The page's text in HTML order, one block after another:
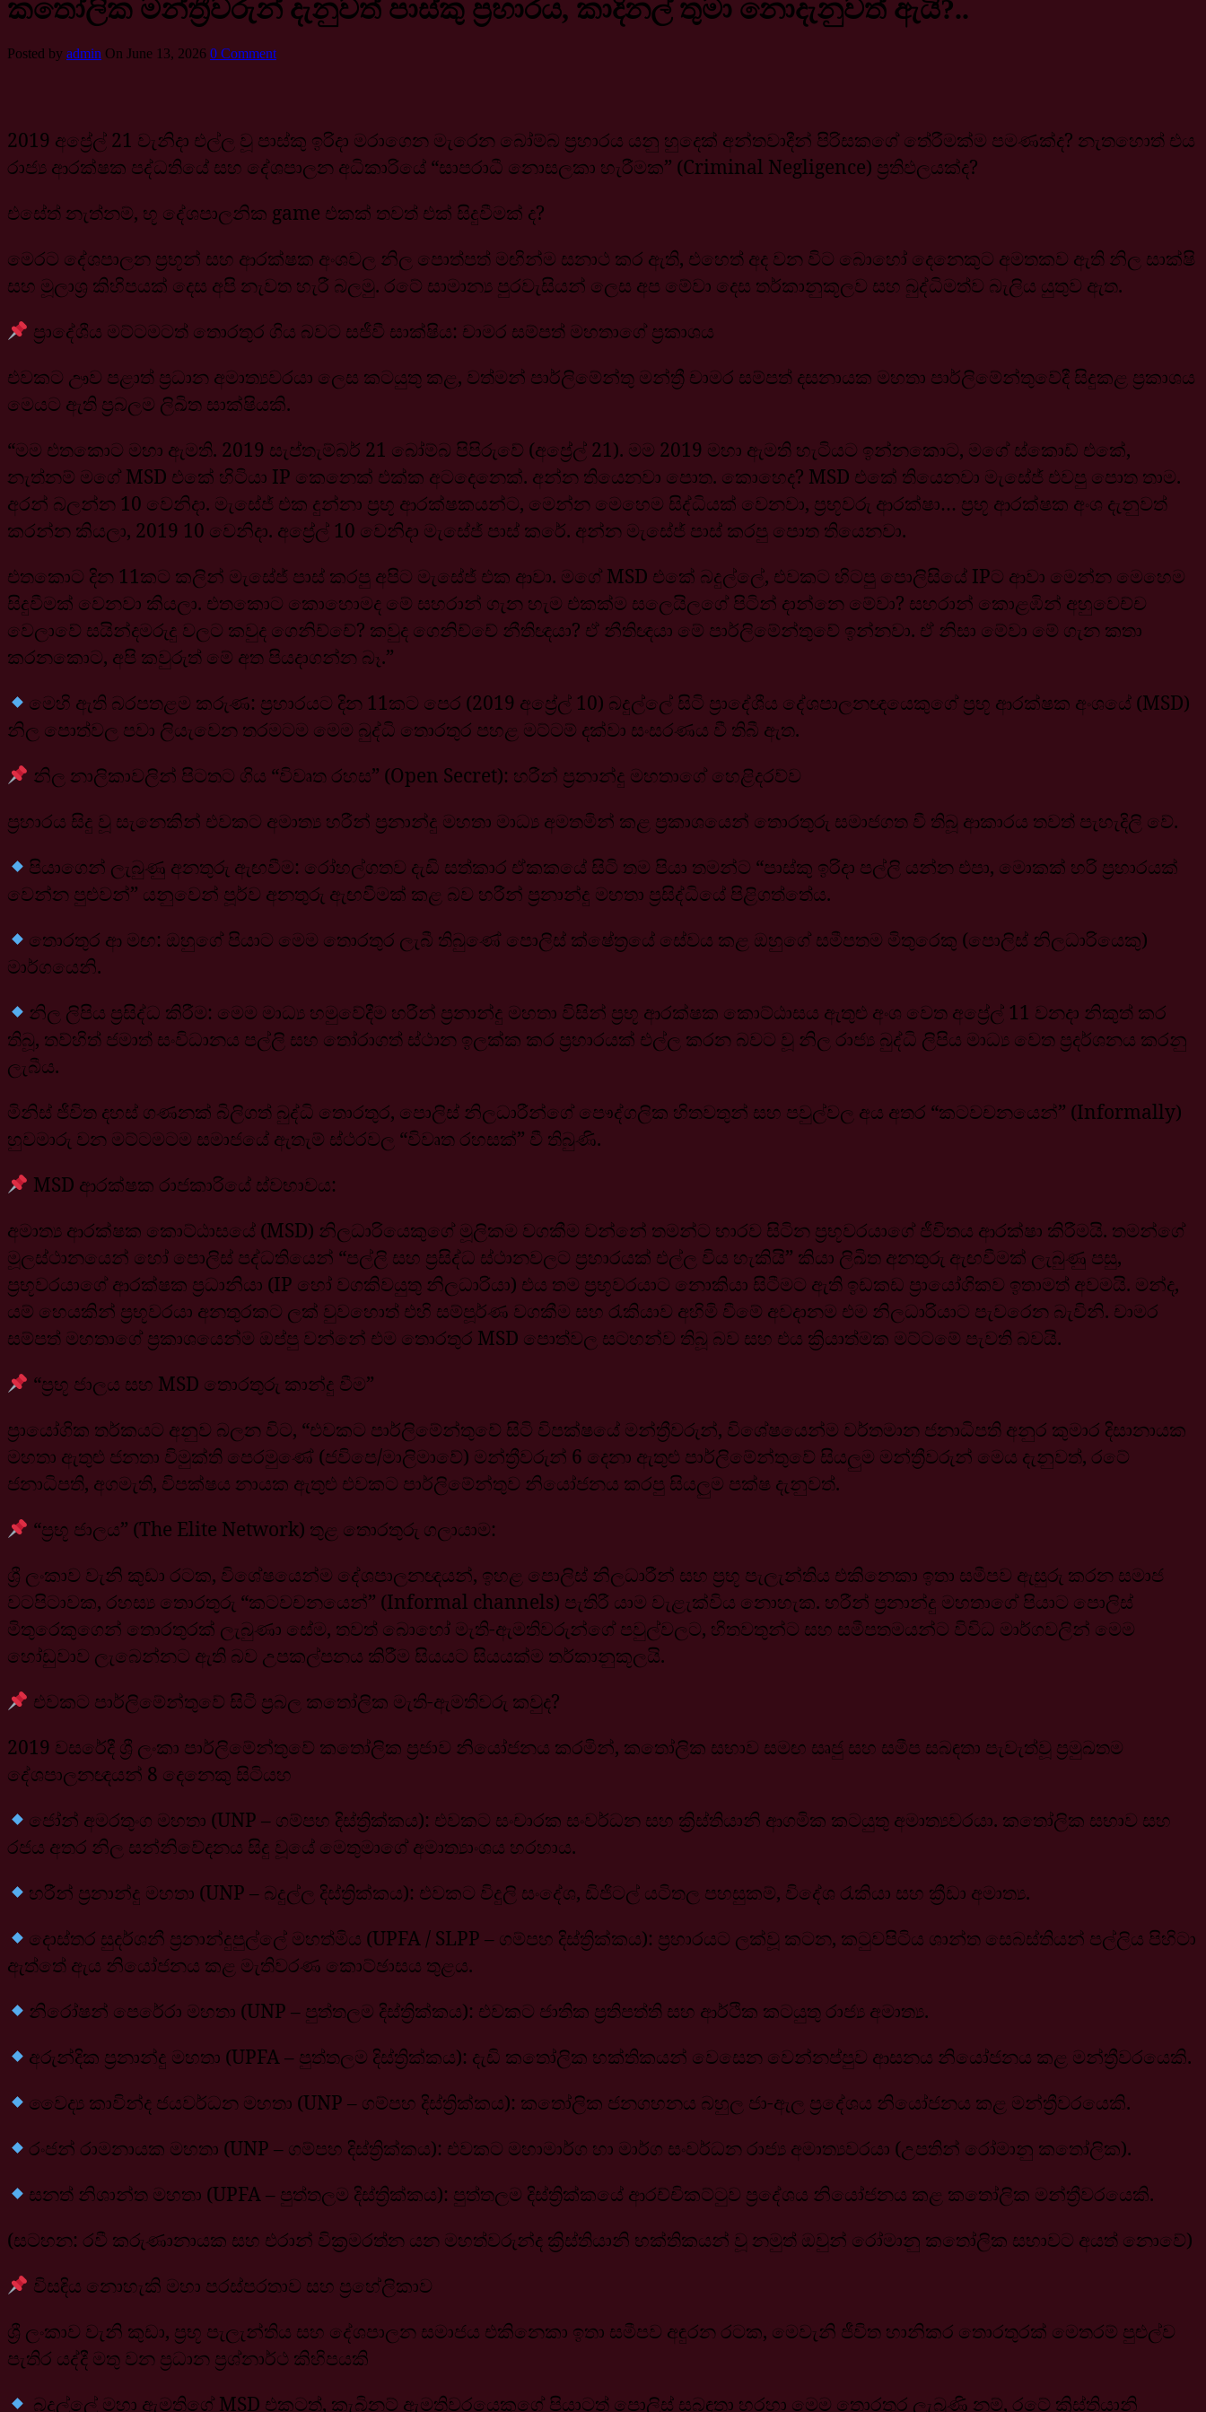
කතෝලික මන්ත්‍රීවරුන් දැනුවත් පාස්කු ප්‍රහාරය, කාදිනල් තුමා නොදැනුවත් ඇයි?..
Posted by admin On June 13, 2026 0 Comment
2019 අප්‍රේල් 21 වැනිදා එල්ල වූ පාස්කු ඉරිදා මරාගෙන මැරෙන බෝම්බ ප්‍රහාරය යනු හුදෙක් අන්තවාදීන් පිරිසකගේ තේරීමක්ම පමණක්ද? නැතහොත් එය
රාජ්‍ය ආරක්ෂක පද්ධතියේ සහ දේශපාලන අධිකාරියේ “සාපරාධී නොසලකා හැරීමක” (Criminal Negligence) ප්‍රතිඵලයක්ද?
එසේත් නැත්නම්, භූ දේශපාලනික game එකක් තවත් එක් සිදුවීමක් ද?
මෙරට දේශපාලන ප්‍රභූන් සහ ආරක්ෂක අංශවල නිල පොත්පත් මඟින්ම සනාථ කර ඇති, එහෙත් අද වන විට බොහෝ දෙනෙකුට අමතකව ඇති නිල සාක්ෂි
සහ මූලාශ්‍ර කිහිපයක් දෙස අපි නැවත හැරී බලමු. රටේ සාමාන්‍ය පුරවැසියන් ලෙස අප මේවා දෙස තර්කානුකූලව සහ බුද්ධිමත්ව බැලිය යුතුව ඇත.
ප්‍රාදේශීය මට්ටමටත් තොරතුර ගිය බවට සජීවී සාක්ෂිය: චාමර සම්පත් මහතාගේ ප්‍රකාශය
එවකට ඌව පළාත් ප්‍රධාන අමාත්‍යවරයා ලෙස කටයුතු කළ, වත්මන් පාර්ලිමේන්තු මන්ත්‍රී චාමර සම්පත් දසනායක මහතා පාර්ලිමේන්තුවේදී සිදුකළ ප්‍රකාශය
මෙයට ඇති ප්‍රබලම ලිඛිත සාක්ෂියකි.
“මම එතකොට මහා ඇමති. 2019 සැප්තැම්බර් 21 බෝම්බ පිපිරුවේ (අප්‍රේල් 21). මම 2019 මහා ඇමති හැටියට ඉන්නකොට, මගේ ස්කොඩ් එකේ,
නැත්නම් මගේ MSD එකේ හිටියා IP කෙනෙක් එක්ක අටදෙනෙක්. අන්න තියෙනවා පොත. කොහෙද? MSD එකේ තියෙනවා මැසේජ් එවපු පොත තාම.
අරන් බලන්න 10 වෙනිදා. මැසේජ් එක දුන්නා ප්‍රභූ ආරක්ෂකයන්ට, මෙන්න මෙහෙම සිද්ධියක් වෙනවා, ප්‍රභූවරු ආරක්ෂා… ප්‍රභූ ආරක්ෂක අංශ දැනුවත්
කරන්න කියලා, 2019 10 වෙනිදා. අප්‍රේල් 10 වෙනිදා මැසේජ් පාස් කරේ. අන්න මැසේජ් පාස් කරපු පොත තියෙනවා.
එතකොට දින 11කට කලින් මැසේජ් පාස් කරපු අපිට මැසේජ් එක ආවා. මගේ MSD එකේ බදුල්ලේ, එවකට හිටපු පොලිසියේ IPට ආවා මෙන්න මෙහෙම
සිදුවීමක් වෙනවා කියලා. එතකොට කොහොමද මේ සහරාන් ගැන හැම එකක්ම සලෙයිලගේ පිටින් දාන්නෙ මේවා? සහරාන් කොළඹින් අහුවෙච්ච
වෙලාවේ සයින්දමරුදු වලට කවුද ගෙනිච්චේ? කවුද ගෙනිච්චේ නීතිඥයා? ඒ නීතිඥයා මේ පාර්ලිමේන්තුවේ ඉන්නවා. ඒ නිසා මේවා මේ ගැන කතා
කරනකොට, අපි කවුරුත් මේ අත පියදාගන්න බෑ.”
මෙහි ඇති බරපතළම කරුණ: ප්‍රහාරයට දින 11කට පෙර (2019 අප්‍රේල් 10) බදුල්ලේ සිටි ප්‍රාදේශීය දේශපාලනඥයෙකුගේ ප්‍රභූ ආරක්ෂක අංශයේ (MSD)
නිල පොත්වල පවා ලියැවෙන තරමටම මෙම බුද්ධි තොරතුර පහළ මට්ටම් දක්වා සංසරණය වී තිබී ඇත.
නිල නාලිකාවලින් පිටතට ගිය “විවෘත රහස” (Open Secret): හරීන් ප්‍රනාන්දු මහතාගේ හෙළිදරව්ව
ප්‍රහාරය සිදු වූ සැනෙකින් එවකට අමාත්‍ය හරීන් ප්‍රනාන්දු මහතා මාධ්‍ය අමතමින් කළ ප්‍රකාශයෙන් තොරතුරු සමාජගත වී තිබූ ආකාරය තවත් පැහැදිලි වේ.
පියාගෙන් ලැබුණු අනතුරු ඇඟවීම: රෝහල්ගතව දැඩි සත්කාර ඒකකයේ සිටි තම පියා තමන්ට “පාස්කු ඉරිදා පල්ලි යන්න එපා, මොකක් හරි ප්‍රහාරයක්
වෙන්න පුළුවන්” යනුවෙන් පූර්ව අනතුරු ඇඟවීමක් කළ බව හරීන් ප්‍රනාන්දු මහතා ප්‍රසිද්ධියේ පිළිගත්තේය.
තොරතුර ආ මඟ: ඔහුගේ පියාට මෙම තොරතුර ලැබී තිබුණේ පොලිස් ක්ෂේත්‍රයේ සේවය කළ ඔහුගේ සමීපතම මිතුරෙකු (පොලිස් නිලධාරියෙකු)
මාර්ගයෙනි.
නිල ලිපිය ප්‍රසිද්ධ කිරීම: මෙම මාධ්‍ය හමුවේදීම හරීන් ප්‍රනාන්දු මහතා විසින් ප්‍රභූ ආරක්ෂක කොට්ඨාසය ඇතුළු අංශ වෙත අප්‍රේල් 11 වනදා නිකුත් කර
තිබූ, තව්හිත් ජමාත් සංවිධානය පල්ලි සහ තෝරාගත් ස්ථාන ඉලක්ක කර ප්‍රහාරයක් එල්ල කරන බවට වූ නිල රාජ්‍ය බුද්ධි ලිපිය මාධ්‍ය වෙත ප්‍රදර්ශනය කරනු
ලැබීය.
මිනිස් ජීවිත දහස් ගණනක් බිලිගත් බුද්ධි තොරතුර, පොලිස් නිලධාරීන්ගේ පෞද්ගලික හිතවතුන් සහ පවුල්වල අය අතර “කටවචනයෙන්” (Informally)
හුවමාරු වන මට්ටමටම සමාජයේ ඇතැම් ස්ථරවල “විවෘත රහසක්” වී තිබුණි.
MSD ආරක්ෂක රාජකාරියේ ස්වභාවය:
අමාත්‍ය ආරක්ෂක කොට්ඨාසයේ (MSD) නිලධාරියෙකුගේ මූලිකම වගකීම වන්නේ තමන්ට භාරව සිටින ප්‍රභූවරයාගේ ජීවිතය ආරක්ෂා කිරීමයි. තමන්ගේ
මූලස්ථානයෙන් හෝ පොලිස් පද්ධතියෙන් “පල්ලි සහ ප්‍රසිද්ධ ස්ථානවලට ප්‍රහාරයක් එල්ල විය හැකියි” කියා ලිඛිත අනතුරු ඇඟවීමක් ලැබුණු පසු,
ප්‍රභූවරයාගේ ආරක්ෂක ප්‍රධානියා (IP හෝ වගකිවයුතු නිලධාරියා) එය තම ප්‍රභූවරයාට නොකියා සිටීමට ඇති ඉඩකඩ ප්‍රායෝගිකව ඉතාමත් අවමයි. මන්ද,
යම් හෙයකින් ප්‍රභූවරයා අනතුරකට ලක් වුවහොත් එහි සම්පූර්ණ වගකීම සහ රැකියාව අහිමි වීමේ අවදානම එම නිලධාරියාට පැවරෙන බැවිනි. චාමර
සම්පත් මහතාගේ ප්‍රකාශයෙන්ම ඔප්පු වන්නේ එම තොරතුර MSD පොත්වල සටහන්ව තිබූ බව සහ එය ක්‍රියාත්මක මට්ටමේ පැවති බවයි.
“ප්‍රභූ ජාලය සහ MSD තොරතුරු කාන්දු වීම”
ප්‍රායෝගික තර්කයට අනුව බලන විට, “එවකට පාර්ලිමේන්තුවේ සිටි විපක්ෂයේ මන්ත්‍රීවරුන්, විශේෂයෙන්ම වර්තමාන ජනාධිපති අනුර කුමාර දිසානායක
මහතා ඇතුළු ජනතා විමුක්ති පෙරමුණේ (ජවිපෙ/මාලිමාවේ) මන්ත්‍රීවරුන් 6 දෙනා ඇතුළු පාර්ලිමේන්තුවේ සියලුම මන්ත්‍රීවරුන් මෙය දැනුවත්, රටේ
ජනාධිපති, අගමැති, විපක්ෂය නායක ඇතුළු එවකට පාර්ලිමේන්තුව නියෝජනය කරපු සියලුම පක්ෂ දැනුවත්.
“ප්‍රභූ ජාලය” (The Elite Network) තුළ තොරතුරු ගලායාම:
ශ්‍රී ලංකාව වැනි කුඩා රටක, විශේෂයෙන්ම දේශපාලනඥයන්, ඉහළ පොලිස් නිලධාරීන් සහ ප්‍රභූ පැලැන්තිය එකිනෙකා ඉතා සමීපව ඇසුරු කරන සමාජ
වටපිටාවක, රහස්‍ය තොරතුරු “කටවචනයෙන්” (Informal channels) පැතිරී යාම වැළැක්විය නොහැක. හරීන් ප්‍රනාන්දු මහතාගේ පියාට පොලිස්
මිතුරෙකුගෙන් තොරතුරක් ලැබුණා සේම, තවත් බොහෝ මැති-ඇමතිවරුන්ගේ පවුල්වලට, හිතවතුන්ට සහ සමීපතමයන්ට විවිධ මාර්ගවලින් මෙම
හෝඩුවාව ලැබෙන්නට ඇති බව උපකල්පනය කිරීම සියයට සියයක්ම තර්කානුකූලයි.
එවකට පාර්ලිමේන්තුවේ සිටි ප්‍රබල කතෝලික මැති-ඇමතිවරු කවුද?
2019 වසරේදී ශ්‍රී ලංකා පාර්ලිමේන්තුවේ කතෝලික ප්‍රජාව නියෝජනය කරමින්, කතෝලික සභාව සමඟ සෘජු සහ සමීප සබඳතා පැවැත්වූ ප්‍රමුඛතම
දේශපාලනඥයන් 8 දෙනෙකු සිටියහ
ජෝන් අමරතුංග මහතා (UNP – ගම්පහ දිස්ත්‍රික්කය): එවකට සංචාරක සංවර්ධන සහ ක්‍රිස්තියානි ආගමික කටයුතු අමාත්‍යවරයා. කතෝලික සභාව සහ
රජය අතර නිල සන්නිවේදනය සිදු වූයේ මෙතුමාගේ අමාත්‍යාංශය හරහාය.
හරීන් ප්‍රනාන්දු මහතා (UNP – බදුල්ල දිස්ත්‍රික්කය): එවකට විදුලි සංදේශ, ඩිජිටල් යටිතල පහසුකම්, විදේශ රැකියා සහ ක්‍රීඩා අමාත්‍ය.
දොස්තර සුදර්ශනී ප්‍රනාන්දුපුල්ලේ මහත්මිය (UPFA / SLPP – ගම්පහ දිස්ත්‍රික්කය): ප්‍රහාරයට ලක්වූ කටන, කටුවපිටිය ශාන්ත සෙබස්තියන් පල්ලිය පිහිටා
ඇත්තේ ඇය නියෝජනය කළ මැතිවරණ කොට්ඡාසය තුළය.
නිරෝෂන් පෙරේරා මහතා (UNP – පුත්තලම දිස්ත්‍රික්කය): එවකට ජාතික ප්‍රතිපත්ති සහ ආර්ථික කටයුතු රාජ්‍ය අමාත්‍ය.
අරුන්දික ප්‍රනාන්දු මහතා (UPFA – පුත්තලම දිස්ත්‍රික්කය): දැඩි කතෝලික භක්තිකයන් වෙසෙන වෙන්නප්පුව ආසනය නියෝජනය කළ මන්ත්‍රීවරයෙකි.
වෛද්‍ය කාවින්ද ජයවර්ධන මහතා (UNP – ගම්පහ දිස්ත්‍රික්කය): කතෝලික ජනගහනය බහුල ජා-ඇල ප්‍රදේශය නියෝජනය කළ මන්ත්‍රීවරයෙකි.
රංජන් රාමනායක මහතා (UNP – ගම්පහ දිස්ත්‍රික්කය): එවකට මහාමාර්ග හා මාර්ග සංවර්ධන රාජ්‍ය අමාත්‍යවරයා (උපතින් රෝමානු කතෝලික).
සනත් නිශාන්ත මහතා (UPFA – පුත්තලම දිස්ත්‍රික්කය): පුත්තලම දිස්ත්‍රික්කයේ ආරච්චිකට්ටුව ප්‍රදේශය නියෝජනය කළ කතෝලික මන්ත්‍රීවරයෙකි.
(සටහන: රවී කරුණානායක සහ එරාන් වික්‍රමරත්න යන මහත්වරුන්ද ක්‍රිස්තියානි භක්තිකයන් වූ නමුත් ඔවුන් රෝමානු කතෝලික සභාවට අයත් නොවේ)
විසඳිය නොහැකි මහා පරස්පරතාව සහ ප්‍රහේලිකාව
ශ්‍රී ලංකාව වැනි කුඩා, ප්‍රභූ පැලැන්තිය සහ දේශපාලන සමාජය එකිනෙකා ඉතා සමීපව අඳුරන රටක, මෙවැනි ජීවිත හානිකර තොරතුරක් මෙතරම් පුළුල්ව
පැතිර යද්දී මතු වන ප්‍රධාන ප්‍රශ්නාර්ථ කිහිපයකි
බදුල්ලේ මහා ඇමතිගේ MSD එකටත්, කැබිනට් ඇමතිවරයෙකුගේ පියාටත් පොලිස් සබඳතා හරහා මෙම තොරතුර ලැබුණි නම්, රටේ ක්‍රිස්තියානි